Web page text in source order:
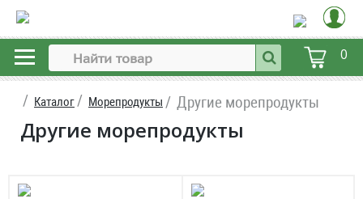
0
Каталог Морепродукты Другие морепродукты
Другие морепродукты